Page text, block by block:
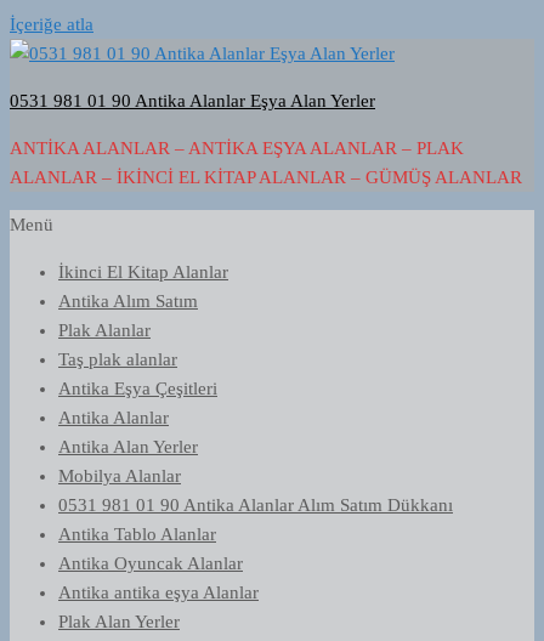
İçeriğe atla
0531 981 01 90 Antika Alanlar Eşya Alan Yerler
ANTIKA ALANLAR – ANTIKA EŞYA ALANLAR – PLAK
ALANLAR – İKINCI EL KITAP ALANLAR – GÜMÜŞ ALANLAR
Menü
İkinci El Kitap Alanlar
Antika Alım Satım
Plak Alanlar
Taş plak alanlar
Antika Eşya Çeşitleri
Antika Alanlar
Antika Alan Yerler
Mobilya Alanlar
0531 981 01 90 Antika Alanlar Alım Satım Dükkanı
Antika Tablo Alanlar
Antika Oyuncak Alanlar
Antika antika eşya Alanlar
Plak Alan Yerler